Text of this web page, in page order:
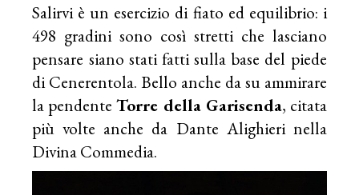
Salirvi è un esercizio di fiato ed equilibrio: i
498 gradini sono così stretti che lasciano
pensare siano stati fatti sulla base del piede
di Cenerentola. Bello anche da su ammirare
la pendenteTorre della Garisenda, citata
più volte anche da Dante Alighieri nella
Divina Commedia.